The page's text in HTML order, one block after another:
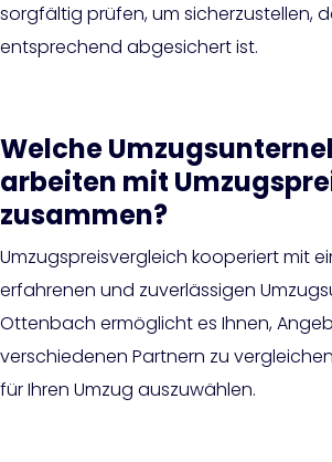
sorgfältig prüfen, um sicherzustellen,
entsprechend abgesichert ist.
Welche
arbeiten mit
zusammen?
Umzugspreisvergleich kooperiert mit
erfahrenen und zuverlässigen
Ottenbach ermöglicht es Ihnen,
verschiedenen Partnern zu
für Ihren Umzug auszuwählen.